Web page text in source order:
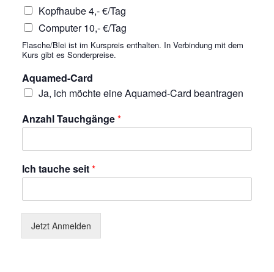
Kopfhaube 4,- €/Tag
Computer 10,- €/Tag
Flasche/Blei ist im Kurspreis enthalten. In Verbindung mit dem
Kurs gibt es Sonderpreise.
Aquamed-Card
Ja, ich möchte eine Aquamed-Card beantragen
Anzahl Tauchgänge*
Ich tauche seit*
Jetzt Anmelden